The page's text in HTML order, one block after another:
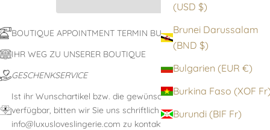
(USD $)
Brunei Darussalam
(BND $)
Bulgarien (EUR €)
Burkina Faso
Burundi (BIF Fr)
BOUTIQUE APPOINTMENT TERMIN BUCHEN
IHR WEG ZU UNSERER BOUTIQUE
GESCHENKSERVICE
Ist ihr Wunschartikel bzw. die gewünschte Größe nicht
verfügbar, bitten wir Sie uns schriftlich unter:
info@luxusloveslingerie.com zu kontaktieren